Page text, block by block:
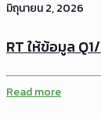
มิถุนายน 2, 2026
RT ให้ข้อมูล
Read more